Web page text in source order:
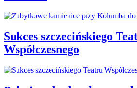
Sukces szczecińskiego
Współczesnego